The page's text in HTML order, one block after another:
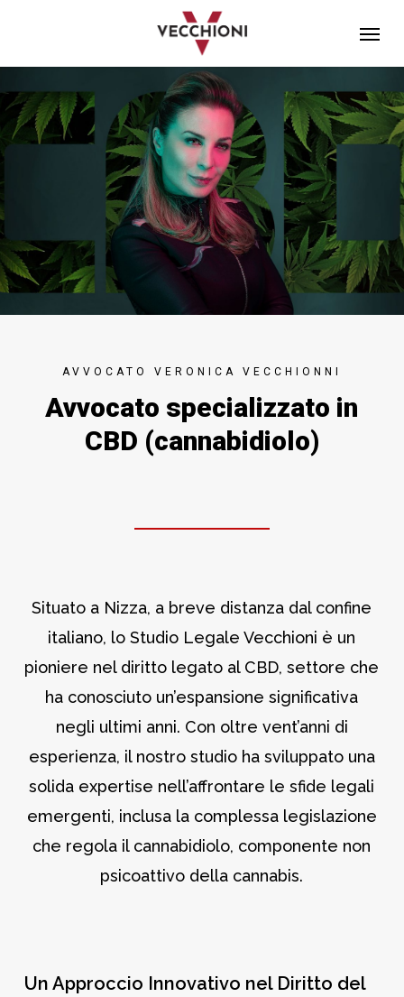
content
AVVOCATO VERONICA VECCHIONNI
Avvocato specializzato in
CBD (cannabidiolo)
Situato a Nizza, a breve distanza dal confine
italiano, lo Studio Legale Vecchioni è un
pioniere nel diritto legato al CBD, settore che
ha conosciuto un’espansione significativa
negli ultimi anni. Con oltre vent’anni di
esperienza, il nostro studio ha sviluppato una
solida expertise nell’affrontare le sfide legali
emergenti, inclusa la complessa legislazione
che regola il cannabidiolo, componente non
psicoattivo della cannabis.
Un Approccio Innovativo nel Diritto del